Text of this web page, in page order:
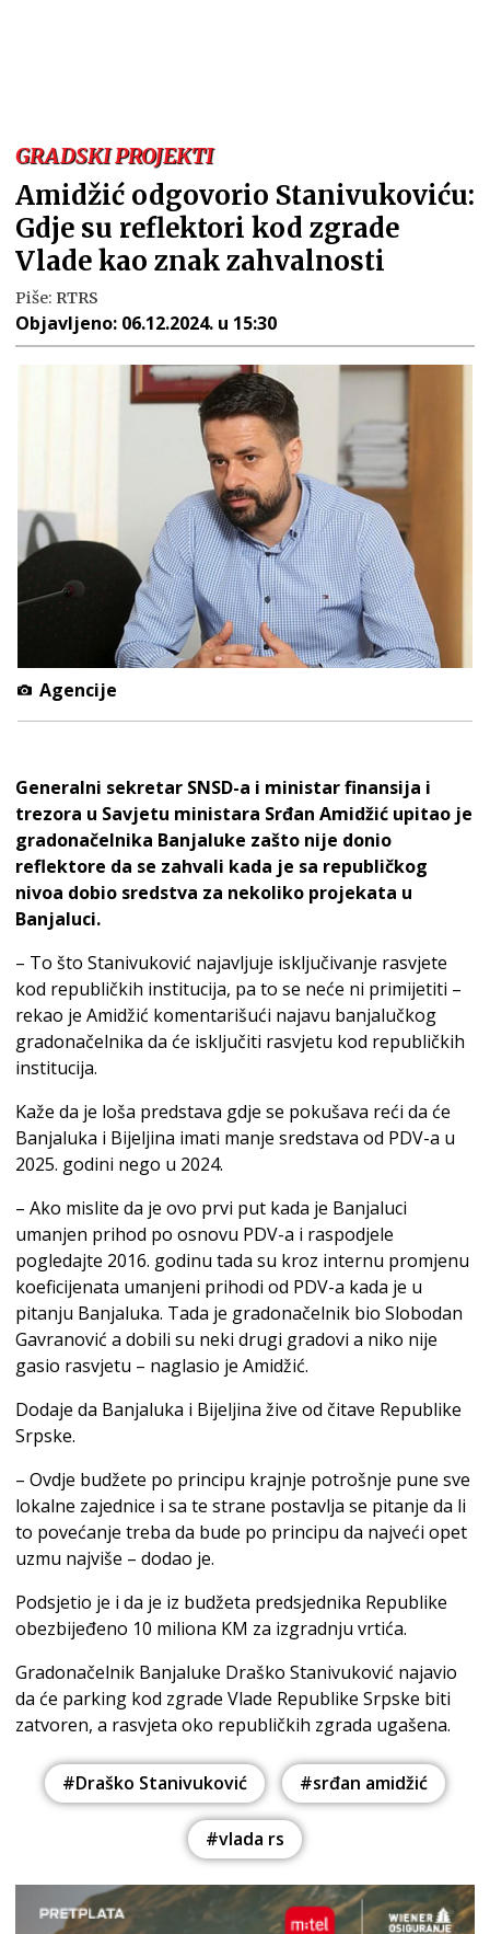
GRADSKI PROJEKTI
Amidžić odgovorio Stanivukoviću:
Gdje su reflektori kod zgrade
Vlade kao znak zahvalnosti
Piše: RTRS
Objavljeno: 06.12.2024. u 15:30
Agencije
Generalni sekretar SNSD-a i ministar finansija i
trezora u Savjetu ministara Srđan Amidžić upitao je
gradonačelnika Banjaluke zašto nije donio
reflektore da se zahvali kada je sa republičkog
nivoa dobio sredstva za nekoliko projekata u
Banjaluci.
– To što Stanivuković najavljuje isključivanje rasvjete
kod republičkih institucija, pa to se neće ni primijetiti –
rekao je Amidžić komentarišući najavu banjalučkog
gradonačelnika da će isključiti rasvjetu kod republičkih
institucija.
Kaže da je loša predstava gdje se pokušava reći da će
Banjaluka i Bijeljina imati manje sredstava od PDV-a u
2025. godini nego u 2024.
– Ako mislite da je ovo prvi put kada je Banjaluci
umanjen prihod po osnovu PDV-a i raspodjele
pogledajte 2016. godinu tada su kroz internu promjenu
koeficijenata umanjeni prihodi od PDV-a kada je u
pitanju Banjaluka. Tada je gradonačelnik bio Slobodan
Gavranović a dobili su neki drugi gradovi a niko nije
gasio rasvjetu – naglasio je Amidžić.
Dodaje da Banjaluka i Bijeljina žive od čitave Republike
Srpske.
– Ovdje budžete po principu krajnje potrošnje pune sve
lokalne zajednice i sa te strane postavlja se pitanje da li
to povećanje treba da bude po principu da najveći opet
uzmu najviše – dodao je.
Podsjetio je i da je iz budžeta predsjednika Republike
obezbijeđeno 10 miliona KM za izgradnju vrtića.
Gradonačelnik Banjaluke Draško Stanivuković najavio
da će parking kod zgrade Vlade Republike Srpske biti
zatvoren, a rasvjeta oko republičkih zgrada ugašena.
#Draško Stanivuković #srđan amidžić
#vlada rs